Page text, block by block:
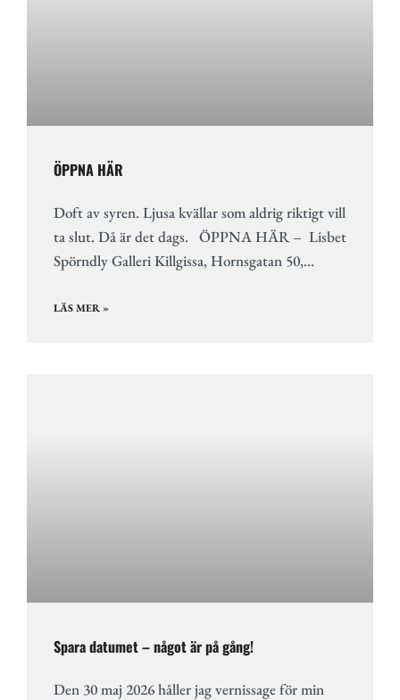
ÖPPNA HÄR
Doft av syren. Ljusa kvällar som aldrig riktigt vill
ta slut. Då är det dags. ÖPPNA HÄR – Lisbet
Spörndly Galleri Killgissa, Hornsgatan 50,…
LÄS MER »
Spara datumet – något är på gång!
Den 30 maj 2026 håller jag vernissage för min